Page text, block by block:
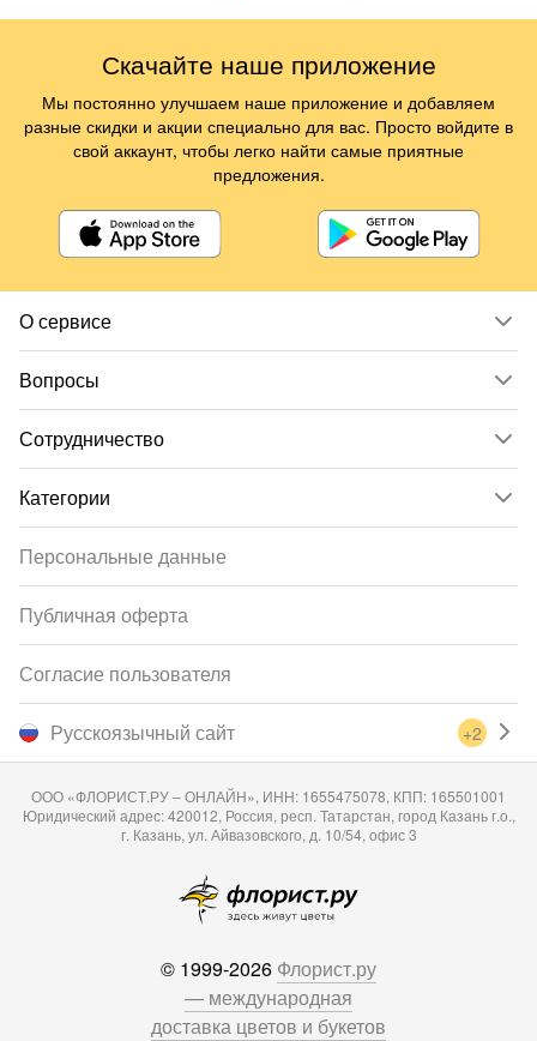
О сервисе
Вопросы
Сотрудничество
Категории
Русскоязычный сайт +2
Персональные данные
Публичная оферта
Согласие пользователя
ООО «ФЛОРИСТ.РУ – ОНЛАЙН», ИНН: 1655475078, КПП: 165501001
Юридический адрес: 420012, Россия, респ. Татарстан, город Казань г.о.,
г. Казань, ул. Айвазовского, д. 10/54, офис 3
© 1999-2026 Флорист.ру
— международная
доставка цветов и букетов
Скачайте наше приложение
Мы постоянно улучшаем наше приложение и добавляем
разные скидки и акции специально для вас. Просто войдите в
свой аккаунт, чтобы легко найти самые приятные
предложения.